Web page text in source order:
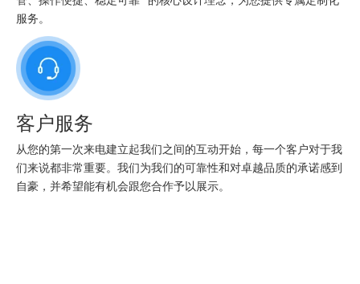
服务。
客户服务
从您的第一次来电建立起我们之间的互动开始，每一个客户对于我
们来说都非常重要。我们为我们的可靠性和对卓越品质的承诺感到
自豪，并希望能有机会跟您合作予以展示。